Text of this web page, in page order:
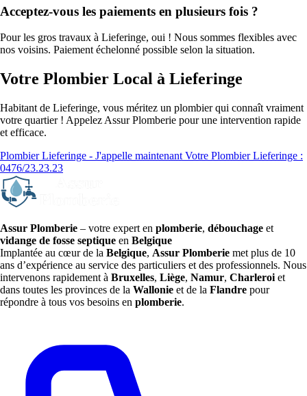
Acceptez-vous les paiements en plusieurs fois ?
Pour les gros travaux à Lieferinge, oui ! Nous sommes flexibles avec
nos voisins. Paiement échelonné possible selon la situation.
Votre Plombier Local à Lieferinge
Habitant de Lieferinge, vous méritez un plombier qui connaît vraiment
votre quartier ! Appelez Assur Plomberie pour une intervention rapide
et efficace.
Plombier Lieferinge - J'appelle maintenant Votre Plombier Lieferinge :
0476/23.23.23
Assur Plomberie – votre expert en plomberie, débouchage et
vidange de fosse septique en Belgique
Implantée au cœur de la Belgique, Assur Plomberie met plus de 10
ans d’expérience au service des particuliers et des professionnels. Nous
intervenons rapidement à Bruxelles, Liège, Namur, Charleroi et
dans toutes les provinces de la Wallonie et de la Flandre pour
répondre à tous vos besoins en plomberie.